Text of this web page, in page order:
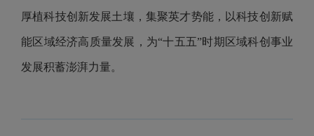
厚植科技创新发展土壤，集聚英才势能，以科技创新赋
能区域经济高质量发展，为“十五五”时期区域科创事业
发展积蓄澎湃力量。